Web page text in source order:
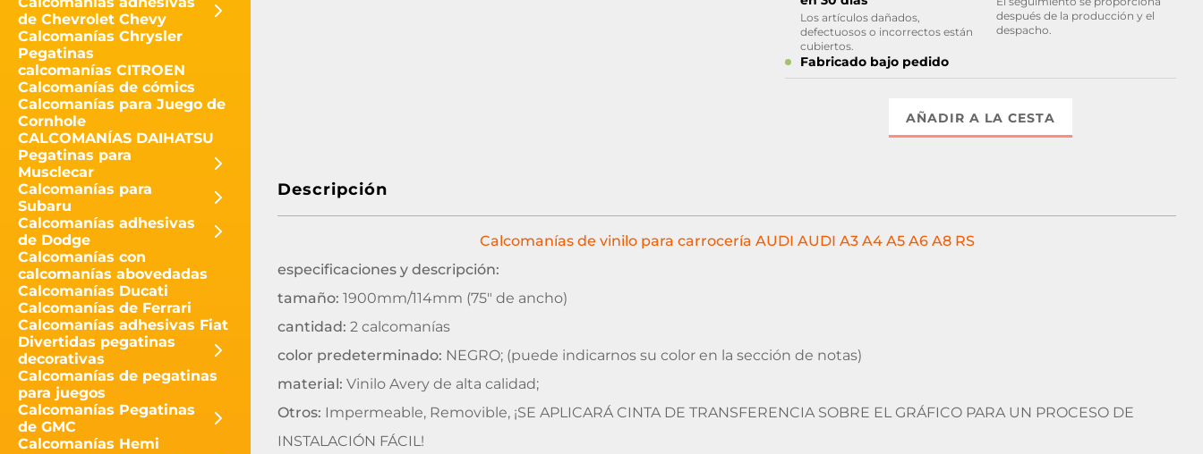
de Chevrolet Chevy
Calcomanías Chrysler
Pegatinas
calcomanías CITROEN
Calcomanías de cómics
Calcomanías para Juego de
Cornhole
CALCOMANÍAS DAIHATSU
Pegatinas para
Musclecar
Calcomanías para
Subaru
Calcomanías adhesivas
de Dodge
Calcomanías con
calcomanías abovedadas
Calcomanías Ducati
Calcomanías de Ferrari
Calcomanías adhesivas Fiat
Divertidas pegatinas
decorativas
Calcomanías de pegatinas
para juegos
Calcomanías Pegatinas
de GMC
Calcomanías Hemi
Los artículos dañados,
defectuosos o incorrectos están
cubiertos.
después de la producción y el
despacho.
Fabricado bajo pedido
AÑADIR A LA CESTA
Descripción
Calcomanías de vinilo para carrocería AUDI AUDI A3 A4 A5 A6 A8 RS
especificaciones y descripción:
tamaño: 1900mm/114mm (75" de ancho)
cantidad: 2 calcomanías
color predeterminado: NEGRO; (puede indicarnos su color en la sección de notas)
material: Vinilo Avery de alta calidad;
Otros: Impermeable, Removible, ¡SE APLICARÁ CINTA DE TRANSFERENCIA SOBRE EL GRÁFICO PARA UN PROCESO DE
INSTALACIÓN FÁCIL!